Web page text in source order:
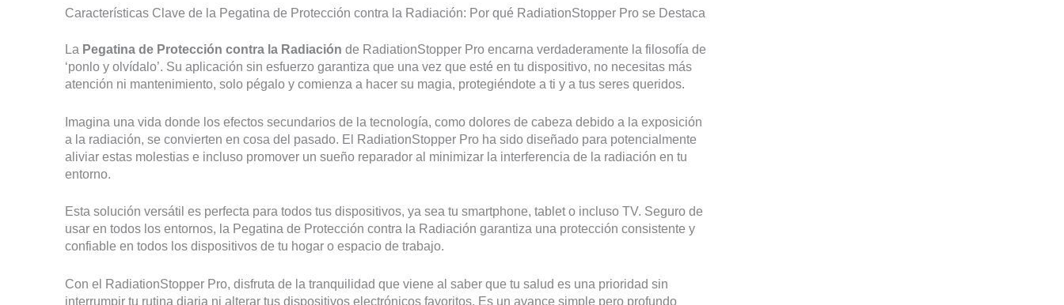
Características Clave de la Pegatina de Protección contra la Radiación: Por qué RadiationStopper Pro se Destaca
La Pegatina de Protección contra la Radiación de RadiationStopper Pro encarna verdaderamente la filosofía de
‘ponlo y olvídalo’. Su aplicación sin esfuerzo garantiza que una vez que esté en tu dispositivo, no necesitas más
atención ni mantenimiento, solo pégalo y comienza a hacer su magia, protegiéndote a ti y a tus seres queridos.
Imagina una vida donde los efectos secundarios de la tecnología, como dolores de cabeza debido a la exposición
a la radiación, se convierten en cosa del pasado. El RadiationStopper Pro ha sido diseñado para potencialmente
aliviar estas molestias e incluso promover un sueño reparador al minimizar la interferencia de la radiación en tu
entorno.
Esta solución versátil es perfecta para todos tus dispositivos, ya sea tu smartphone, tablet o incluso TV. Seguro de
usar en todos los entornos, la Pegatina de Protección contra la Radiación garantiza una protección consistente y
confiable en todos los dispositivos de tu hogar o espacio de trabajo.
Con el RadiationStopper Pro, disfruta de la tranquilidad que viene al saber que tu salud es una prioridad sin
interrumpir tu rutina diaria ni alterar tus dispositivos electrónicos favoritos. Es un avance simple pero profundo